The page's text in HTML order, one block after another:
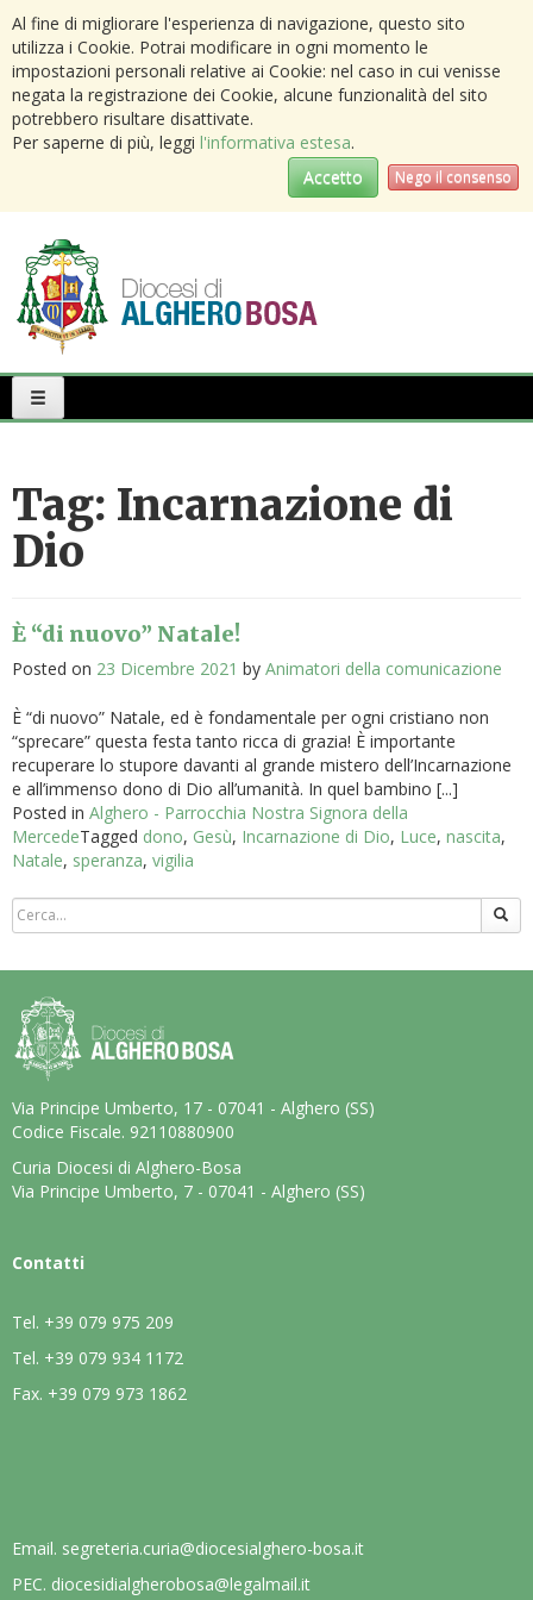
Al fine di migliorare l'esperienza di navigazione, questo sito
utilizza i Cookie. Potrai modificare in ogni momento le
impostazioni personali relative ai Cookie: nel caso in cui venisse
negata la registrazione dei Cookie, alcune funzionalità del sito
potrebbero risultare disattivate.
Per saperne di più, leggi l'informativa estesa.
Accetto
Nego il consenso
Menu
Tag: Incarnazione di
Dio
È “di nuovo” Natale!
Posted on 23 Dicembre 2021 by Animatori della comunicazione
È “di nuovo” Natale, ed è fondamentale per ogni cristiano non
“sprecare” questa festa tanto ricca di grazia! È importante
recuperare lo stupore davanti al grande mistero dell’Incarnazione
e all’immenso dono di Dio all’umanità. In quel bambino [...]
Posted in Alghero - Parrocchia Nostra Signora della
MercedeTagged dono, Gesù, Incarnazione di Dio, Luce, nascita,
Natale, speranza, vigilia
Via Principe Umberto, 17 - 07041 - Alghero (SS)
Codice Fiscale. 92110880900
Curia Diocesi di Alghero-Bosa
Via Principe Umberto, 7 - 07041 - Alghero (SS)
Contatti
Tel. +39 079 975 209
Tel. +39 079 934 1172
Fax. +39 079 973 1862
Email. segreteria.curia@diocesialghero-bosa.it
PEC. diocesidialgherobosa@legalmail.it